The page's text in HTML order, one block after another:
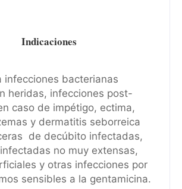
Indicaciones
infecciones bacterianas
heridas, infecciones post-
caso de impétigo, ectima,
y dermatitis seborreica
de decúbito infectadas,
no muy extensas,
y otras infecciones por
sensibles a la gentamicina.